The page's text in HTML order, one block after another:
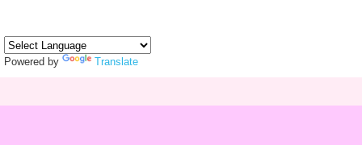
Powered by Translate